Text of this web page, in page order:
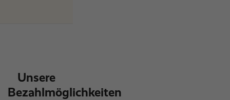
Unsere
Bezahlmöglichkeiten